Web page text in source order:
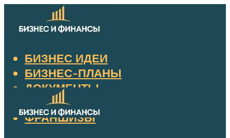
БИЗНЕС ИДЕИ
БИЗНЕС-ПЛАНЫ
ДОКУМЕНТЫ
НАЛОГИ
ФРАНШИЗЫ